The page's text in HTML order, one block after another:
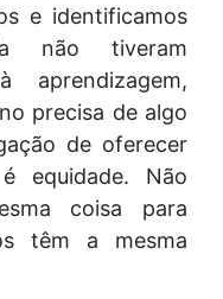
e identificamos
não tiveram
precisa de algo
de oferecer
equidade. Não
coisa para
têm a mesma